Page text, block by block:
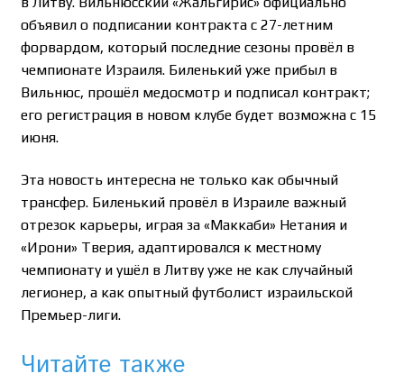
объявил о подписании контракта с 27-летним
форвардом, который последние сезоны провёл в
чемпионате Израиля. Биленький уже прибыл в
Вильнюс, прошёл медосмотр и подписал контракт;
его регистрация в новом клубе будет возможна с 15
июня.
Эта новость интересна не только как обычный
трансфер. Биленький провёл в Израиле важный
отрезок карьеры, играя за «Маккаби» Нетания и
«Ирони» Тверия, адаптировался к местному
чемпионату и ушёл в Литву уже не как случайный
легионер, а как опытный футболист израильской
Премьер-лиги.
Читайте также